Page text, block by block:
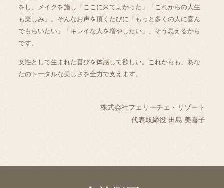
をし、メイクを施し「ここに来てよかった」「これからの人生
も楽しみ」。そんなお声を頂くたびに「もっと多くの人に喜ん
でもらいたい」「キレイな人を増やしたい」、そう思えるから
です。
女性として生まれた喜びを体感して欲しい。これからも、あな
たのトータルな美しさを全力で支えます。
株式会社フェリーチェ・リゾート
代表取締役 田島 美喜子